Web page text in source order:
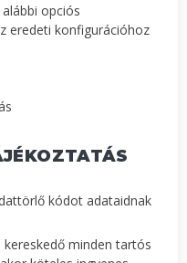
opciós
eredeti konfigurációhoz
kódot adataidnak
minden tartós